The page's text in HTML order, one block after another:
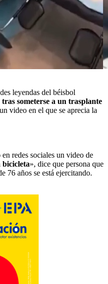
leyendas del béisbol
someterse a un trasplante
video en el que se aprecia la
redes sociales un video de
bicicleta», dice que persona que
76 años se está ejercitando.